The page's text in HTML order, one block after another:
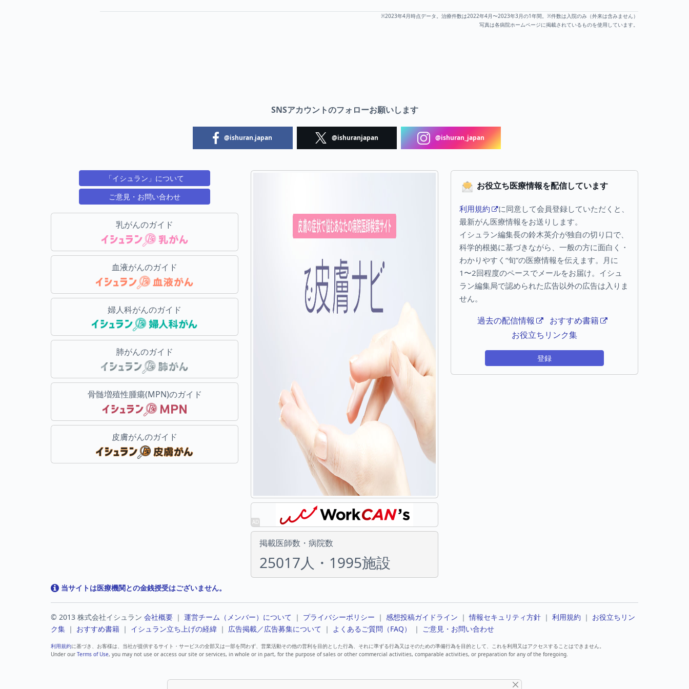
※2023年4月時点データ。治療件数は2022年4月〜2023年3月の1年間。※件数は入院のみ（外来は含みません）
写真は各病院ホームページに掲載されているものを使用しています。
SNSアカウントのフォローお願いします
@ishuran.japan @ishuranjapan @ishuran_japan
お役立ち医療情報を配信しています
利用規約
に同意して会員登録していただくと、
最新がん医療情報をお送りします。
イシュラン編集長の鈴木英介が独自の切り口で、
科学的根拠に基づきながら、一般の方に面白く・
わかりやすく“旬”の医療情報を伝えます。月に
1〜2回程度のペースでメールをお届け。イシュ
ラン編集局で認められた広告以外の広告は入りま
せん。
過去の配信情報
おすすめ書籍
お役立ちリンク集
登録
「イシュラン」について
ご意見・お問い合わせ
乳がんのガイド
血液がんのガイド
婦人科がんのガイド
肺がんのガイド
骨髄増殖性腫瘍(MPN)のガイド
皮膚がんのガイド
掲載医師数・病院数
25017人・1995施設
当サイトは医療機関との金銭授受はございません。
© 2013 株式会社イシュラン 会社概要 ｜ 運営チーム（メンバー）について ｜ プライバシーポリシー ｜ 感想投稿ガイドライン ｜情報セキュリティ方針 ｜ 利用規約 ｜ お役立ちリン
ク集 ｜ おすすめ書籍 ｜ イシュラン立ち上げの経緯 ｜ 広告掲載／広告募集について ｜ よくあるご質問（FAQ） ｜ ご意見・お問い合わせ
利用規約に基づき、お客様は、当社が提供するサイト・サービスの全部又は一部を問わず、営業活動その他の営利を目的とした行為、それに準ずる行為又はそのための準備行為を目的として、これを利用又はアクセスすることはできません。
Under our Terms of Use, you may not use or access our site or services, in whole or in part, for the purpose of sales or other commercial activities, comparable activities, or preparation for any of the foregoing.